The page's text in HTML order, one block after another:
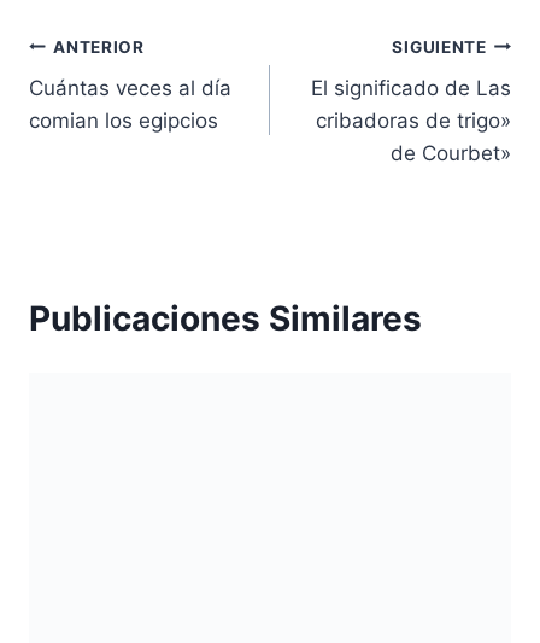
Navegación
de
ANTERIOR
Cuántas veces al día
comian los egipcios
SIGUIENTE
El significado de Las
cribadoras de trigo»
de Courbet»
Publicaciones Similares